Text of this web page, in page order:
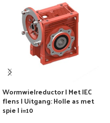
Wormwielreductor | Met IEC
flens | Uitgang: Holle as met
spie | i=10